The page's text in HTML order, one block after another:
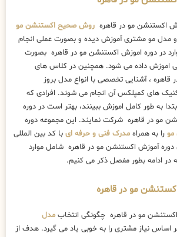
های کمپلکس آن انجام می شوند. افرادی که
به طور کامل اموزش ببینند، بهتر است در دوره
مو در قاهره شرکت نمایند. این مجموعه دوره
را به همراه مدرک فنی و حرفه ایبا کد بین المللی
دوره آموزش اکستنشن مو در قاهره شامل موارد
در ادامه بطور مفصل ذکر می کنیم.
اکستنشن مو در قاهره
اکستنشن مو در قاهره چگونگی انتخاب مدل
اساس نیاز مشتری را به خوبی یاد می گیرد. هدف از
مو در قاهره ، تربیت افراد ماهر و متخصصی